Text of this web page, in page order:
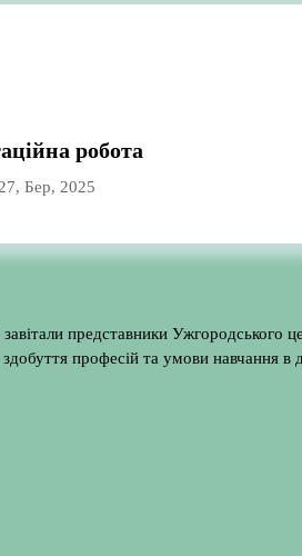
робота
27, Бер, 2025
завітали представники Ужгородського
професій та умови навчання в